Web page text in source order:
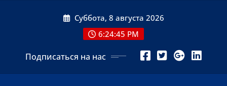
Суббота, 8 августа 2026
6:24:46 PM
Подписаться на нас